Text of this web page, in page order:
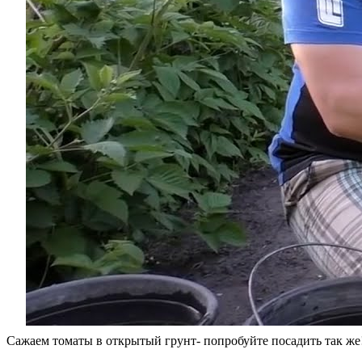
Сажаем томаты в открытый грунт- попробуйте посадить так